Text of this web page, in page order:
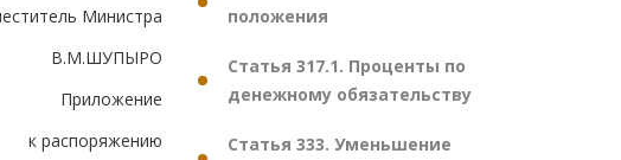
Министра
В.М.ШУПЫРО
Приложение
к распоряжению
положения
Статья 317.1. Проценты по
денежному обязательству
Статья 333. Уменьшение